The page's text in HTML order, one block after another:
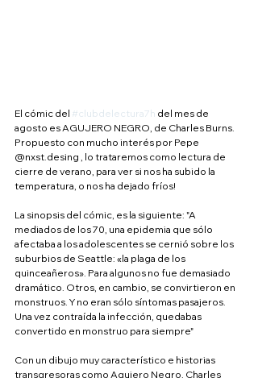
El cómic del #clubdelectura7h del mes de
agosto es AGUJERO NEGRO, de Charles Burns.
Propuesto con mucho interés por Pepe
@nxst.desing , lo trataremos como lectura de
cierre de verano, para ver si nos ha subido la
temperatura, o nos ha dejado fríos!
La sinopsis del cómic, es la siguiente: "A
mediados de los 70, una epidemia que sólo
afectaba a los adolescentes se cernió sobre los
suburbios de Seattle: «la plaga de los
quinceañeros». Para algunos no fue demasiado
dramático. Otros, en cambio, se convirtieron en
monstruos. Y no eran sólo síntomas pasajeros.
Una vez contraída la infección, quedabas
convertido en monstruo para siempre"
Con un dibujo muy característico e historias
transgresoras como Agujero Negro, Charles